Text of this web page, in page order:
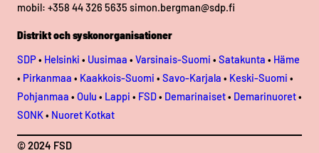
mobil: +358 44 326 5635 simon.bergman@sdp.fi
Distrikt och syskonorganisationer
SDP• Helsinki • Uusimaa • Varsinais-Suomi • Satakunta • Häme
• Pirkanmaa • Kaakkois-Suomi • Savo-Karjala • Keski-Suomi •
Pohjanmaa • Oulu • Lappi • FSD• Demarinaiset• Demarinuoret•
SONK• Nuoret Kotkat
© 2024 FSD